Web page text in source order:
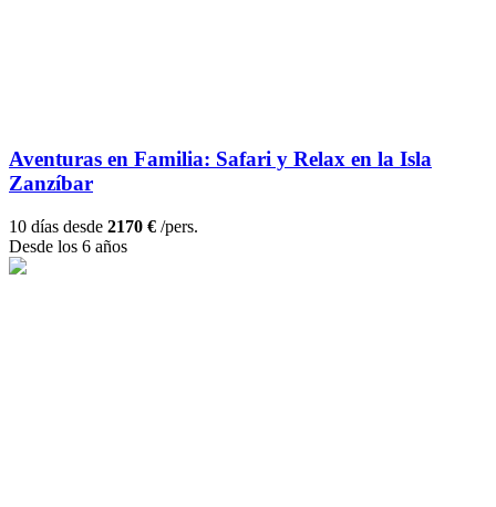
Aventuras en Familia: Safari y Relax en la Isla
Zanzíbar
10 días desde 2170 € /pers.
Desde los 6 años